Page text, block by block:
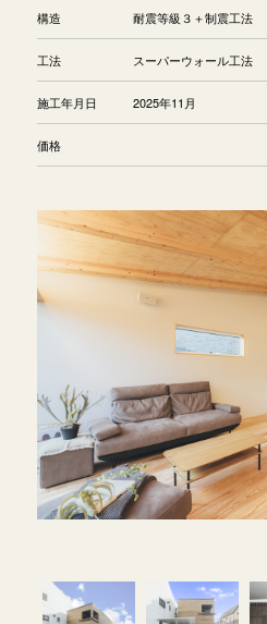
構造 耐震等級３＋制震工法
工法 スーパーウォール工法
施工年月日 2025年11月
価格